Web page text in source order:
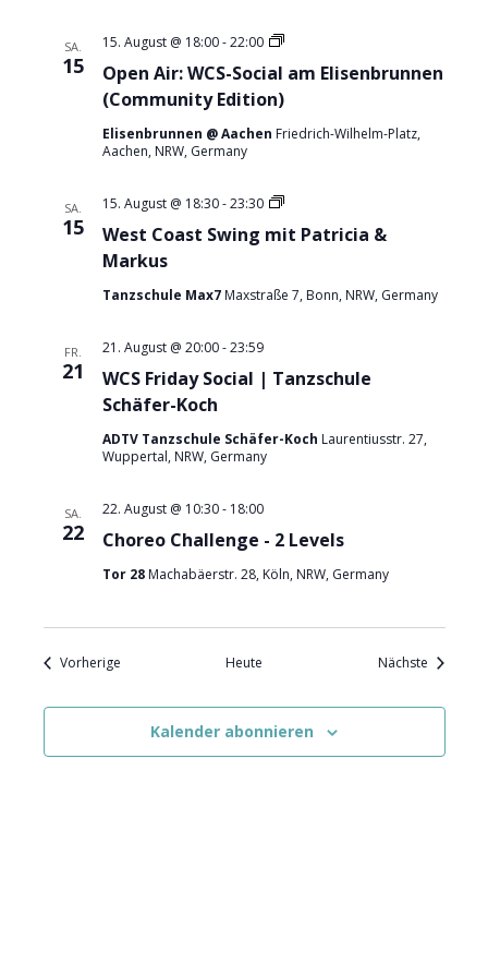
SA.
15
Open Air: WCS-Social am Elisenbrunnen
(Community Edition)
15. August @ 18:00-22:00
Open
WCS
am
Elisenbrunnen
(Community
Elisenbrunnen @ Aachen Friedrich-Wilhelm-Platz,
Aachen, NRW, Germany
SA.
15
West Coast Swing mit Patricia &
Markus
15. August @ 18:30-23:30
𝐖𝐞𝐬𝐭
𝐒𝐰𝐢𝐧𝐠
&
Markus
Tanzschule Max7 Maxstraße 7, Bonn, NRW, Germany
FR.
21
WCS Friday Social | Tanzschule
Schäfer-Koch
21. August @ 20:00-23:59
ADTV Tanzschule Schäfer-Koch Laurentiusstr. 27,
Wuppertal, NRW, Germany
SA.
22 Choreo Challenge - 2 Levels
22. August @ 10:30- 18:00
Tor 28 Machabäerstr. 28, Köln, NRW, Germany
VorherigeVeranstaltungen Heute Nächste
Kalender abonnieren